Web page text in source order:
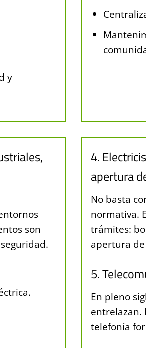
y
son
4.
apertura
No basta
normativa.
trámites:
apertura
5.
En pleno
entrelazan.
telefonía